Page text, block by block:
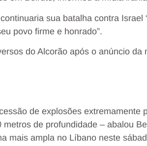
sua batalha contra Israel
povo firme e honrado”.
do Alcorão após o anúncio da
de explosões extremamente
de profundidade – abalou
mais ampla no Líbano neste